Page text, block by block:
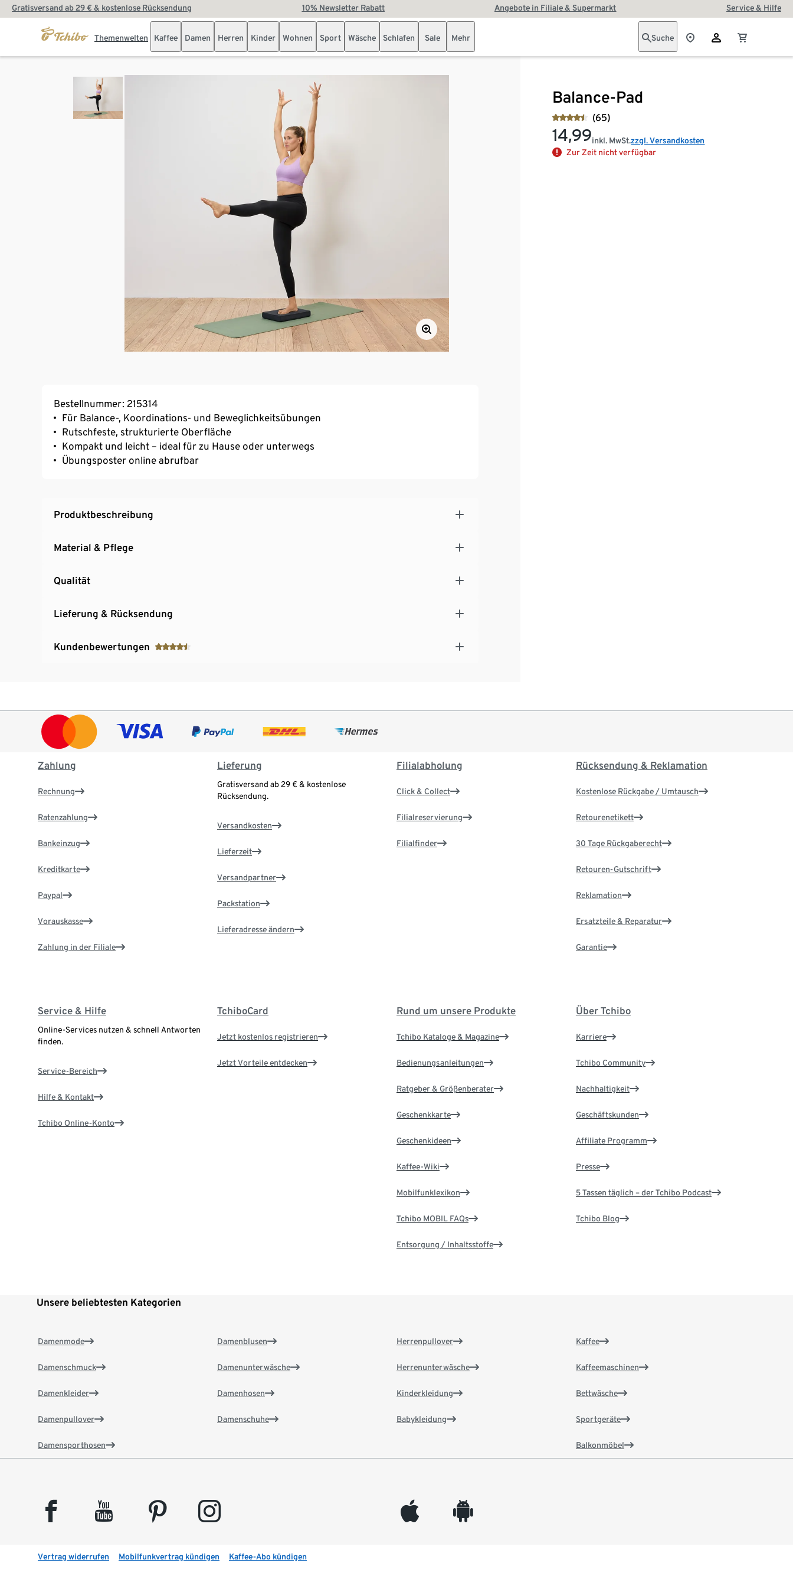
Gratisversand ab 29 € & kostenlose Rücksendung 10% Newsletter Rabatt Angebote in Filiale & Supermarkt Service & Hilfe
Themenwelten Kaffee Damen Herren Kinder Wohnen Sport Wäsche Schlafen Sale Mehr Suche
Balance-Pad
(65)
14,99inkl. MwSt.zzgl. Versandkosten
Zur Zeit nicht verfügbar
Bestellnummer: 215314
Für Balance-, Koordinations- und Beweglichkeitsübungen
Rutschfeste, strukturierte Oberfläche
Kompakt und leicht – ideal für zu Hause oder unterwegs
Übungsposter online abrufbar
Produktbeschreibung
Material & Pflege
Qualität
Lieferung & Rücksendung
Kundenbewertungen
Zahlung
Rechnung
Ratenzahlung
Bankeinzug
Kreditkarte
Paypal
Vorauskasse
Zahlung in der Filiale
Lieferung
Gratisversand ab 29 € & kostenlose
Rücksendung.
Versandkosten
Lieferzeit
Versandpartner
Packstation
Lieferadresse ändern
Filialabholung
Click & Collect
Filialreservierung
Filialfinder
Rücksendung & Reklamation
Kostenlose Rückgabe / Umtausch
Retourenetikett
30 Tage Rückgaberecht
Retouren-Gutschrift
Reklamation
Ersatzteile & Reparatur
Garantie
Service & Hilfe
Online-Services nutzen & schnell Antworten
finden.
Service-Bereich
Hilfe & Kontakt
Tchibo Online-Konto
TchiboCard
Jetzt kostenlos registrieren
Jetzt Vorteile entdecken
Rund um unsere Produkte
Tchibo Kataloge & Magazine
Bedienungsanleitungen
Ratgeber & Größenberater
Geschenkkarte
Geschenkideen
Kaffee-Wiki
Mobilfunklexikon
Tchibo MOBIL FAQs
Entsorgung / Inhaltsstoffe
Über Tchibo
Karriere
Tchibo Community
Nachhaltigkeit
Geschäftskunden
Affiliate Programm
Presse
5 Tassen täglich – der Tchibo Podcast
Tchibo Blog
Unsere beliebtesten Kategorien
Damenmode
Damenschmuck
Damenkleider
Damenpullover
Damensporthosen
Damenblusen
Damenunterwäsche
Damenhosen
Damenschuhe
Herrenpullover
Herrenunterwäsche
Kinderkleidung
Babykleidung
Kaffee
Kaffeemaschinen
Bettwäsche
Sportgeräte
Balkonmöbel
facebook youtube pinterest instagram appleinc android
Vertrag widerrufen Mobilfunkvertrag kündigen Kaffee-Abo kündigen